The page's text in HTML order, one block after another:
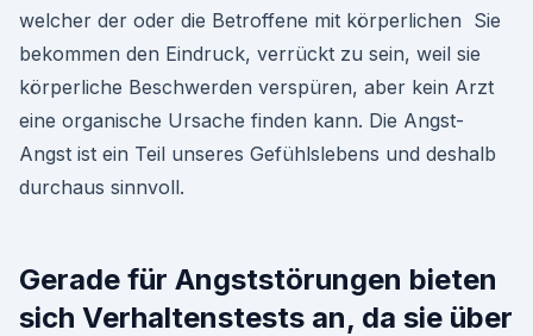
welcher der oder die Betroffene mit körperlichen Sie
bekommen den Eindruck, verrückt zu sein, weil sie
körperliche Beschwerden verspüren, aber kein Arzt
eine organische Ursache finden kann. Die Angst-
Angst ist ein Teil unseres Gefühlslebens und deshalb
durchaus sinnvoll.
Gerade für Angststörungen bieten
sich Verhaltenstests an, da sie über